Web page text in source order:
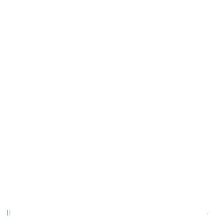
Ilze Orinska. Četri iepuvuši āboli, 2008, papīrs, eļļa, 45,5x34